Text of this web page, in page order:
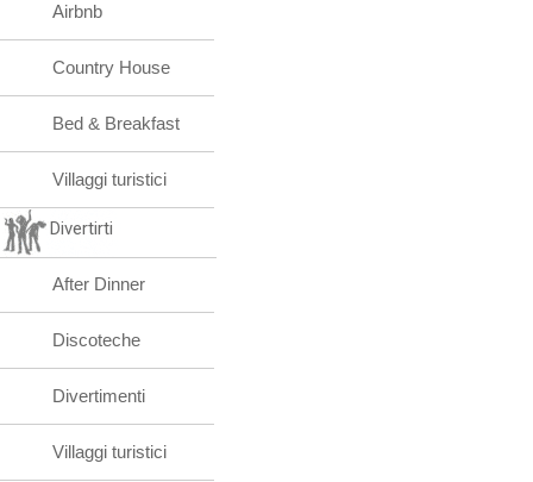
Airbnb
Country House
Bed & Breakfast
Villaggi turistici
Divertirti
After Dinner
Discoteche
Divertimenti
Villaggi turistici